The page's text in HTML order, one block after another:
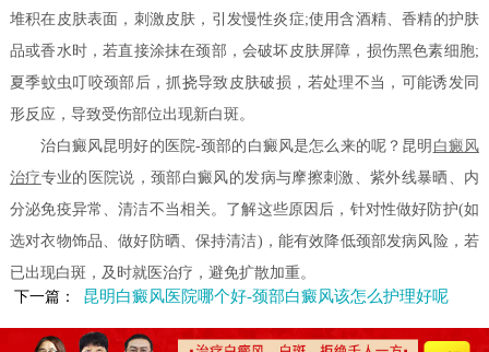
堆积在皮肤表面，刺激皮肤，引发慢性炎症;使用含酒精、香精的护肤
品或香水时，若直接涂抹在颈部，会破坏皮肤屏障，损伤黑色素细胞;
夏季蚊虫叮咬颈部后，抓挠导致皮肤破损，若处理不当，可能诱发同
形反应，导致受伤部位出现新白斑。
治白癜风昆明好的医院-颈部的白癜风是怎么来的呢？昆明 白癜风
治疗专业的医院说，颈部白癜风的发病与摩擦刺激、紫外线暴晒、内
分泌免疫异常、清洁不当相关。了解这些原因后，针对性做好防护(如
选对衣物饰品、做好防晒、保持清洁)，能有效降低颈部发病风险，若
已出现白斑，及时就医治疗，避免扩散加重。
下一篇：
昆明白癜风医院哪个好-颈部白癜风该怎么护理好呢